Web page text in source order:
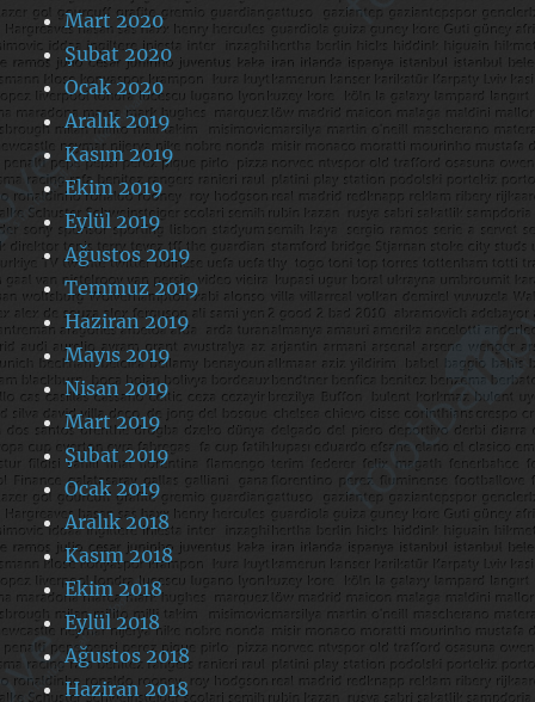
Mart 2020
Şubat 2020
Ocak 2020
Aralık 2019
Kasım 2019
Ekim 2019
Eylül 2019
Ağustos 2019
Temmuz 2019
Haziran 2019
Mayıs 2019
Nisan 2019
Mart 2019
Şubat 2019
Ocak 2019
Aralık 2018
Kasım 2018
Ekim 2018
Eylül 2018
Ağustos 2018
Haziran 2018